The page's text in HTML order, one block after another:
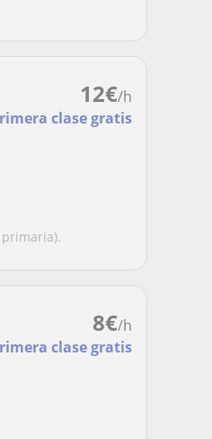
12€/h
clase gratis
8€/h
clase gratis